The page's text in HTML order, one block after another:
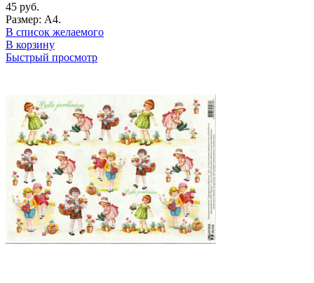
45 руб.
Размер: А4.
В список желаемого
В корзину
Быстрый просмотр